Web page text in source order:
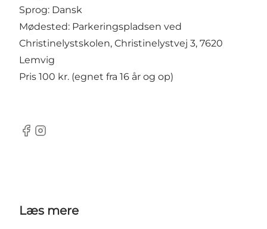
Sprog: Dansk
Mødested: Parkeringspladsen ved
Christinelystskolen, Christinelystvej 3, 7620
Lemvig
Pris 100 kr. (egnet fra 16 år og op)
Facebook
Instagram
Læs mere